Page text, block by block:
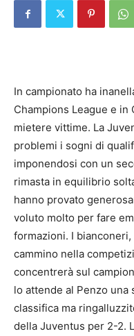
In campionato ha
Champions League e in
mietere vittime. La
problemi i sogni di
imponendosi con un
rimasta in equilibrio
hanno provato
voluto molto per fare
formazioni. I
cammino nella
concentrerà sul
lo attende al Penzo
classifica ma
della Juventus per 2-2.